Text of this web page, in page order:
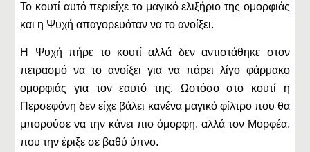
Το κουτί αυτό περιείχε το μαγικό ελιξήριο της ομορφιάς
και η Ψυχή απαγορευόταν να το ανοίξει.
Η Ψυχή πήρε το κουτί αλλά δεν αντιστάθηκε στον
πειρασμό να το ανοίξει για να πάρει λίγο φάρμακο
ομορφιάς για τον εαυτό της. Ωστόσο στο κουτί η
Περσεφόνη δεν είχε βάλει κανένα μαγικό φίλτρο που θα
μπορούσε να την κάνει πιο όμορφη, αλλά τον Μορφέα,
που την έριξε σε βαθύ ύπνο.